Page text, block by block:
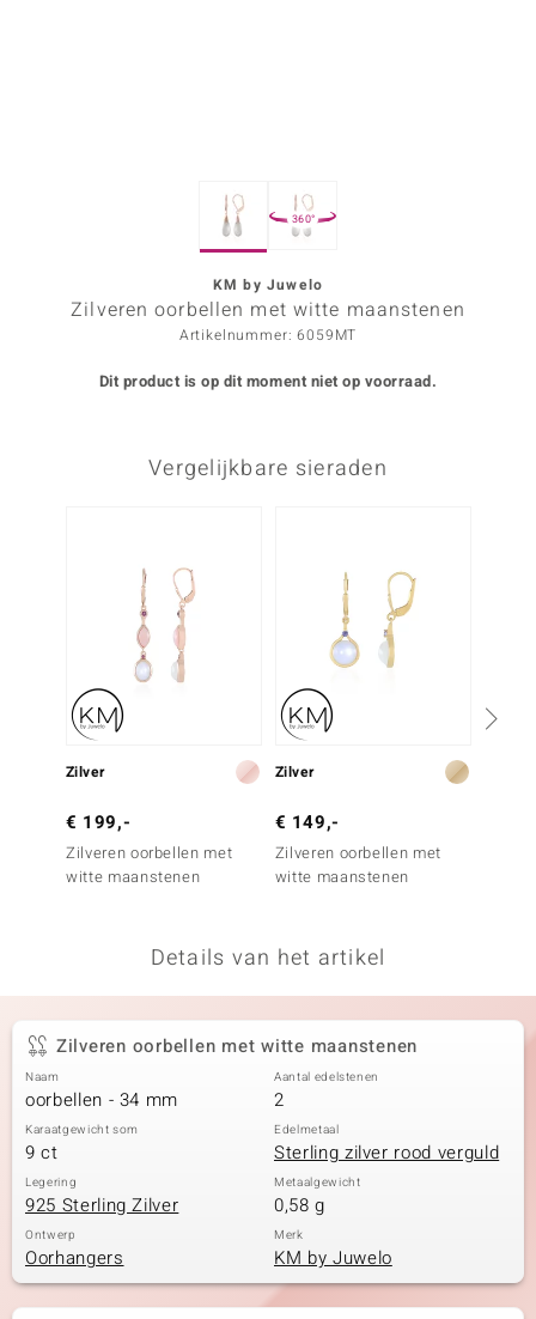
Collection
360°
KM by Juwelo
Zilveren oorbellen met witte maanstenen
Artikelnummer: 6059MT
Dit product is op dit moment niet op voorraad.
Vergelijkbare sieraden
Zilver
€ 199,-
Zilveren oorbellen met
witte maanstenen
Zilver
€ 149,-
Zilveren oorbellen met
witte maanstenen
Details van het artikel
Zilveren oorbellen met witte maanstenen
Naam
oorbellen - 34 mm
Aantal edelstenen
2
Karaatgewicht som
9 ct
Edelmetaal
Sterling zilver rood verguld
Legering
925 Sterling Zilver
Metaalgewicht
0,58 g
Ontwerp
Oorhangers
Merk
KM by Juwelo